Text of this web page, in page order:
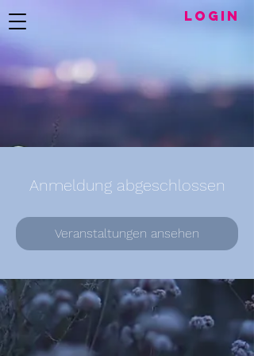
LogIN
Anmeldung abgeschlossen
Veranstaltungen ansehen